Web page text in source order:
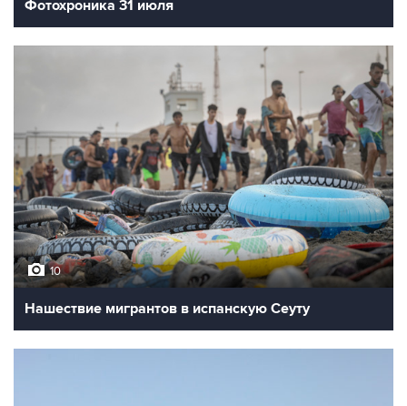
Фотохроника 31 июля
10
Нашествие мигрантов в испанскую Сеуту